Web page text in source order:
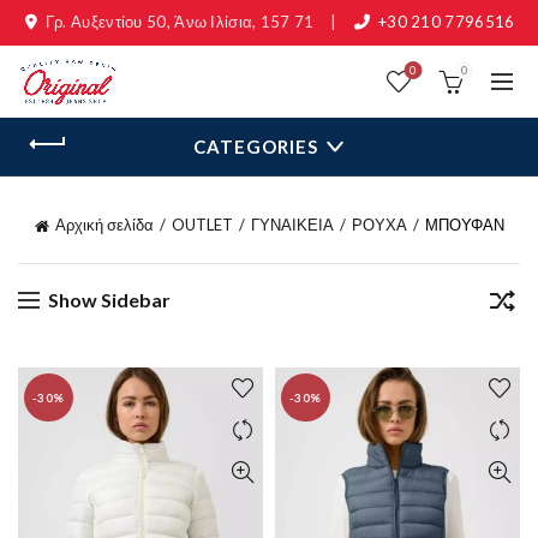
Γρ. Αυξεντίου 50, Άνω Ιλίσια, 157 71 +30 210 7796516
0 0
CATEGORIES
Αρχική σελίδα OUTLET ΓΥΝΑΙΚΕΙΑ ΡΟΥΧΑ ΜΠΟΥΦΑΝ
Show Sidebar
-30% -30%